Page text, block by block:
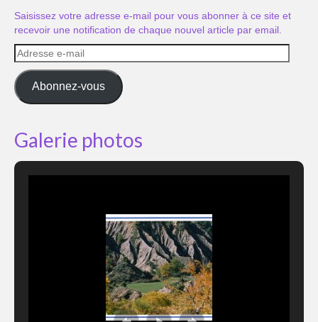
Saisissez votre adresse e-mail pour vous abonner à ce site et
recevoir une notification de chaque nouvel article par email.
Adresse
e-
mail
Abonnez-vous
Galerie photos